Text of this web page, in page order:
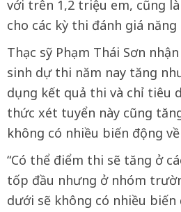
với trên 1,2 triệu em, cũng
cho các kỳ thi đánh giá năng
Thạc sỹ Phạm Thái Sơn
sinh dự thi năm nay tăng
dụng kết quả thi và chỉ tiêu
thức xét tuyển này cũng
không có nhiều biến động
“Có thể điểm thi sẽ tăng ở
tốp đầu nhưng ở nhóm
dưới sẽ không có nhiều biến